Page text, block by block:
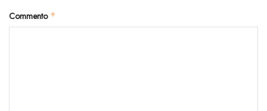
Commento *